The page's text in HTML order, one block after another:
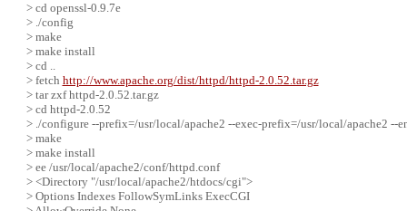
> cd openssl-0.9.7e
> ./config
> make
> make install
> cd ..
> fetch http://www.apache.org/dist/httpd/httpd-2.0.52.tar.gz
> tar zxf httpd-2.0.52.tar.gz
> cd httpd-2.0.52
> ./configure --prefix=/usr/local/apache2 --exec-prefix=/usr/local/apache2 --
> make
> make install
> ee /usr/local/apache2/conf/httpd.conf
> <Directory "/usr/local/apache2/htdocs/cgi">
> Options Indexes FollowSymLinks ExecCGI